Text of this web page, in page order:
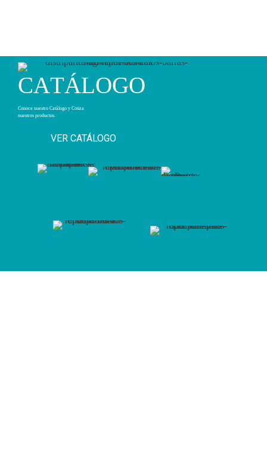
CATÁLOGO
Conoce nuestro Catálogo y Cotiza
nuestros productos.
VER CATÁLOGO